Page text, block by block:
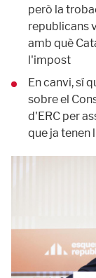
però la
republicans
amb què
l'impost
En canvi, sí
sobre el
d'ERC per
que ja tenen